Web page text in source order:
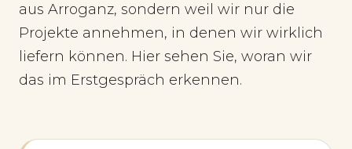
aus Arroganz, sondern weil wir nur die
Projekte annehmen, in denen wir wirklich
liefern können. Hier sehen Sie, woran wir
das im Erstgespräch erkennen.